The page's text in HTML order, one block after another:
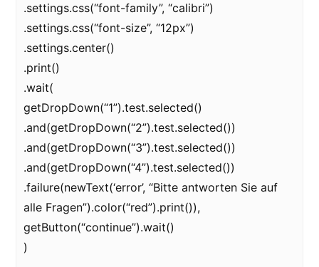
.settings.css(“font-family”, “calibri”)
.settings.css(“font-size”, “12px”)
.settings.center()
.print()
.wait(
getDropDown(“1”).test.selected()
.and(getDropDown(“2”).test.selected())
.and(getDropDown(“3”).test.selected())
.and(getDropDown(“4”).test.selected())
.failure(newText(‘error’, “Bitte antworten Sie auf
alle Fragen”).color(“red”).print()),
getButton(“continue”).wait()
)